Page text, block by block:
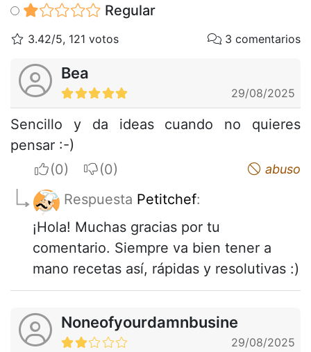
Regular
3.42/5, 121 votos 3 comentarios
Bea
29/08/2025
Sencillo y da ideas cuando no quieres
pensar :-)
I apreciateI do not appreciate abuso
Respuesta Petitchef:
¡Hola! Muchas gracias por tu
comentario. Siempre va bien tener a
mano recetas así, rápidas y resolutivas :)
Noneofyourdamnbusine
29/08/2025